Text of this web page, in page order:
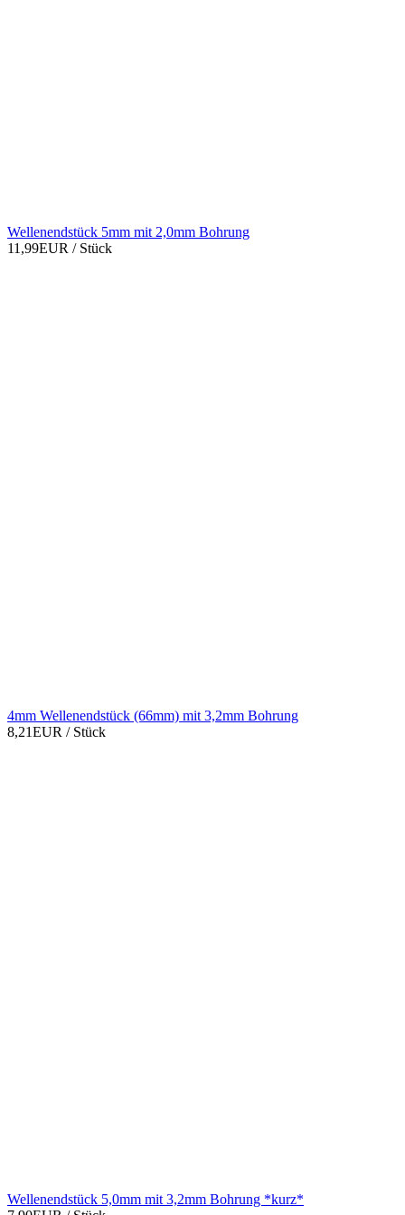
Wellenendstück 5mm mit 2,0mm Bohrung
11,99EUR / Stück
4mm Wellenendstück (66mm) mit 3,2mm Bohrung
8,21EUR / Stück
Wellenendstück 5,0mm mit 3,2mm Bohrung *kurz*